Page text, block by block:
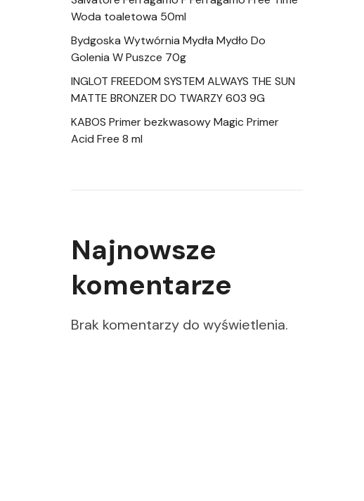
Woda toaletowa 50ml
Bydgoska Wytwórnia Mydła Mydło Do
Golenia W Puszce 70g
INGLOT FREEDOM SYSTEM ALWAYS THE SUN
MATTE BRONZER DO TWARZY 603 9G
KABOS Primer bezkwasowy Magic Primer
Acid Free 8 ml
Najnowsze
komentarze
Brak komentarzy do wyświetlenia.